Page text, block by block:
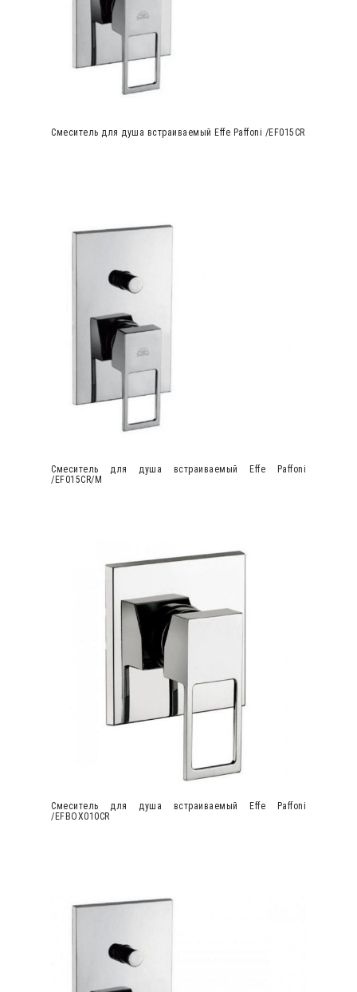
Cмеситель для душа встраиваемый Effe Paffoni /EF015CR
Cмеситель для душа встраиваемый Effe Paffoni
/EF015CR/M
Cмеситель для душа встраиваемый Effe Paffoni
/EFBOX010CR